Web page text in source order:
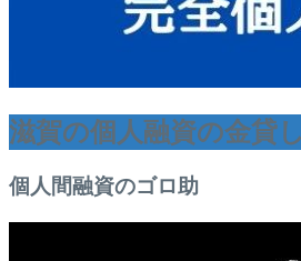
滋賀の個人融資の金貸
個人間融資のゴロ助